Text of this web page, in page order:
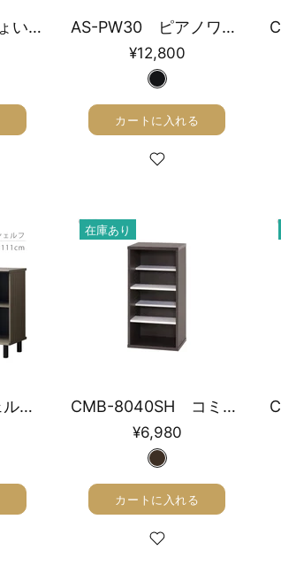
AS-80PL-DB ちょい足しラックプラス 幅79cm AS-PW30 ピアノワゴン 幅30cm
¥12,800
カートに入れる
CHC-7511SH シェルフ幅111㎝
在庫あり
CMB-8040SH コミックシェルフ 幅39cm
¥6,980
カートに入れる